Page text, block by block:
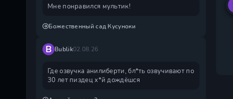
Мне понравился мультик!
Божественный сад Кусуноки
B Bublik02.08.26
Где озвучка анилиберти, бл*ть озвучивают по
30 лет пиздец х*й дождëшся